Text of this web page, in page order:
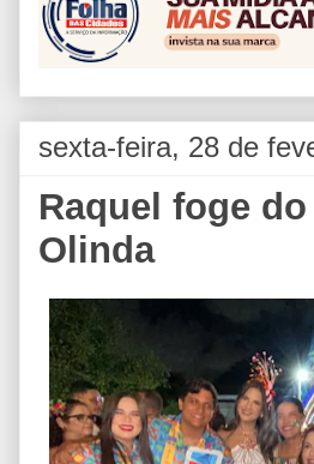
sexta-feira, 28 de
Raquel foge
Olinda